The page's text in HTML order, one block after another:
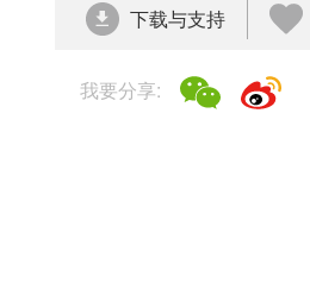
下载与支持
我要分享: